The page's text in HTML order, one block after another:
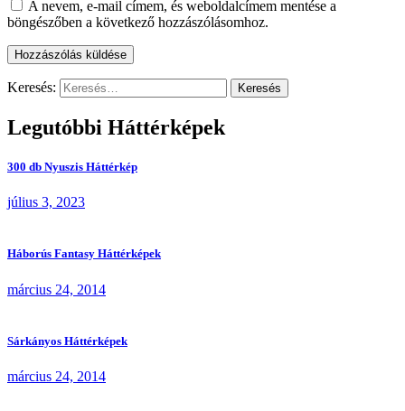
A nevem, e-mail címem, és weboldalcímem mentése a
böngészőben a következő hozzászólásomhoz.
Keresés:
Legutóbbi Háttérképek
300 db Nyuszis Háttérkép
július 3, 2023
Háborús Fantasy Háttérképek
március 24, 2014
Sárkányos Háttérképek
március 24, 2014